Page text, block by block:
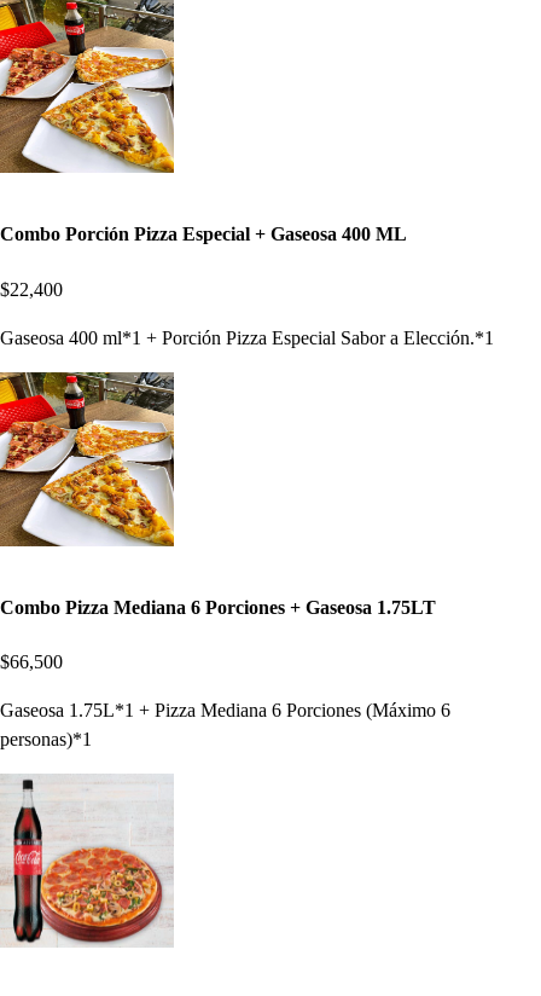
Combo Porción Pizza Especial + Gaseosa 400 ML
$22,400
Gaseosa 400 ml*1 + Porción Pizza Especial Sabor a Elección.*1
Combo Pizza Mediana 6 Porciones + Gaseosa 1.75LT
$66,500
Gaseosa 1.75L*1 + Pizza Mediana 6 Porciones (Máximo 6
personas)*1